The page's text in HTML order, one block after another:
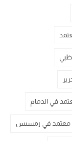
في الدمام
معتمد في رمسيس